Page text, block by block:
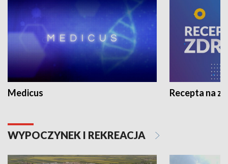
Medicus Recepta na
WYPOCZYNEK I REKREACJA